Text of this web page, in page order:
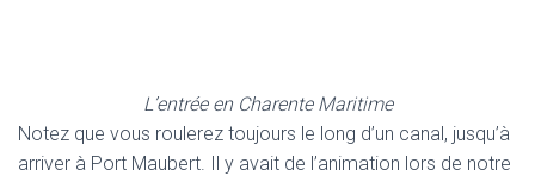
L’entrée en Charente Maritime
Notez que vous roulerez toujours le long d’un canal, jusqu’à
arriver à Port Maubert. Il y avait de l’animation lors de notre